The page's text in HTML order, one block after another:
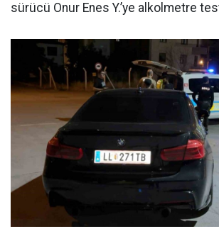
sürücü Onur Enes Y.’ye alkolmetre